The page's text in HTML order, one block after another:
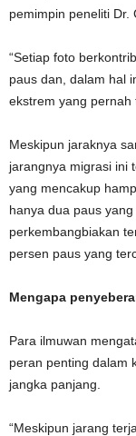
pemimpin peneliti Dr.
“Setiap foto
paus dan, dalam hal
ekstrem yang pernah
Meskipun jaraknya
jarangnya migrasi ini
yang mencakup
hanya dua paus
perkembangbiakan
persen paus yang
Mengapa
Para ilmuwan
peran penting dalam
jangka panjang.
“Meskipun jarang